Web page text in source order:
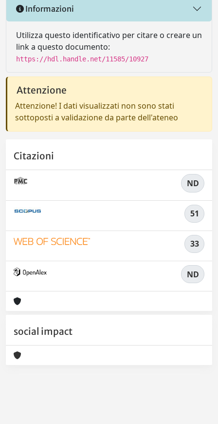
Informazioni
Utilizza questo identificativo per citare o creare un
link a questo documento:
https://hdl.handle.net/11585/10927
Attenzione
Attenzione! I dati visualizzati non sono stati
sottoposti a validazione da parte dell'ateneo
Citazioni
ND
51
33
ND
social impact